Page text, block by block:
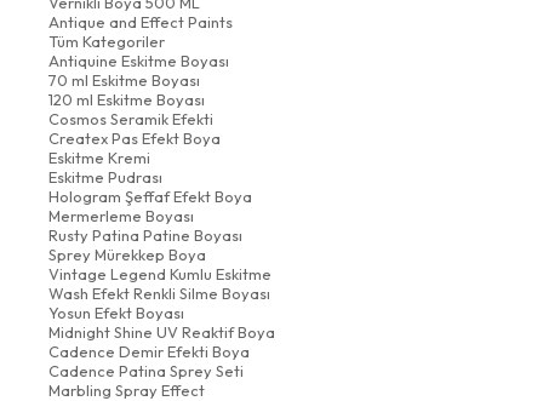
Antique and Effect Paints
Tüm Kategoriler
Antiquine Eskitme Boyası
70 ml Eskitme Boyası
120 ml Eskitme Boyası
Cosmos Seramik Efekti
Createx Pas Efekt Boya
Eskitme Kremi
Eskitme Pudrası
Hologram Şeffaf Efekt Boya
Mermerleme Boyası
Rusty Patina Patine Boyası
Sprey Mürekkep Boya
Vintage Legend Kumlu Eskitme
Wash Efekt Renkli Silme Boyası
Yosun Efekt Boyası
Midnight Shine UV Reaktif Boya
Cadence Demir Efekti Boya
Cadence Patina Sprey Seti
Marbling Spray Effect